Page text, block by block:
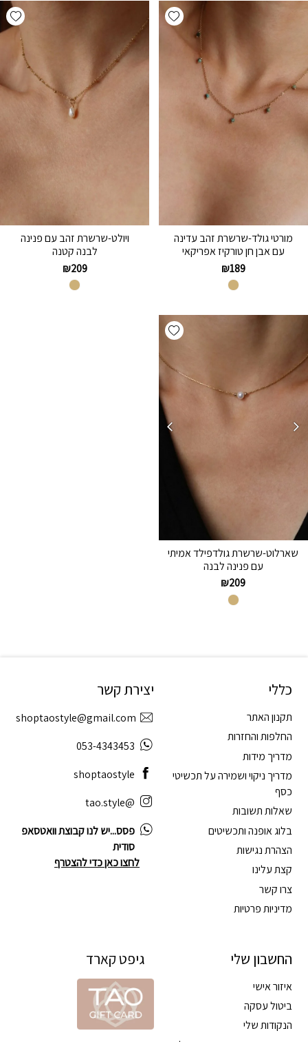
Add wishlist
מורטי גולד-שרשרת זהב עדינה
עם אבן חן טורקיז אפריקאי
₪189
ויולט-שרשרת זהב עם פנינה
לבנה קטנה
₪209
Add wishlist
שארלוט-שרשרת גולדפילד אמיתי
עם פנינה לבנה
₪209
כללי
תקנון האתר
החלפות והחזרות
מדריך מידות
מדריך ניקוי ושמירה על תכשיטי
כסף
שאלות תשובות
בלוג אופנה ותכשיטים
הצהרת נגישות
קצת עלינו
צרו קשר
מדיניות פרטיות
החשבון שלי
איזור אישי
ביטול עסקה
הנקודות שלי
יצירת קשר
shoptaostyle@gmail.com
053-4343453
shoptaostyle
@tao.style
פסס...יש לנו קבוצת וואטסאפ
סודית
לחצו כאן כדי להצטרף
גיפט קארד